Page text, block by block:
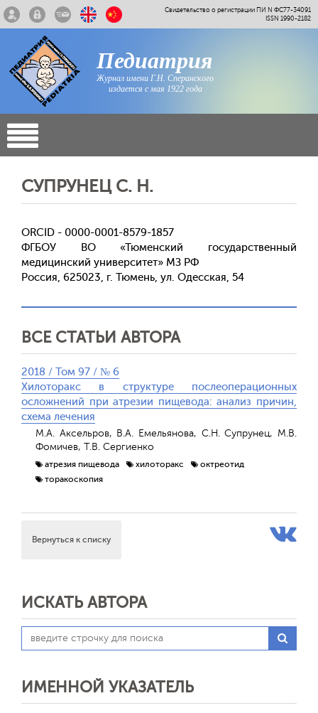
Свидетельство о регистрации ПИ N ФС77-34091
ISSN 1990-2182
Педиатрия
Журнал имени Г.Н. Сперанского
издается с мая 1922 года
СУПРУНЕЦ С. Н.
ORCID - 0000-0001-8579-1857
ФГБОУ ВО «Тюменский государственный
медицинский университет» МЗ РФ
Россия, 625023, г. Тюмень, ул. Одесская, 54
ВСЕ СТАТЬИ АВТОРА
2018 / Том 97 / № 6
Хилоторакс в структуре послеоперационных
осложнений при атрезии пищевода: анализ причин,
схема лечения
М.А. Аксельров, В.А. Емельянова, С.Н. Супрунец, М.В.
Фомичев, Т.В. Сергиенко
атрезия пищевода хилоторакс
октреотид
торакоскопия
Вернуться к списку
ИСКАТЬ АВТОРА
ИМЕННОЙ УКАЗАТЕЛЬ